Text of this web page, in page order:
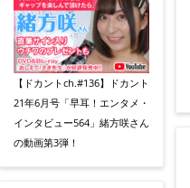
【ドカントch.#136】ドカント
21年6月号「早耳！エンタメ・
インタビュー564」緒方咲さん
の動画第3弾！